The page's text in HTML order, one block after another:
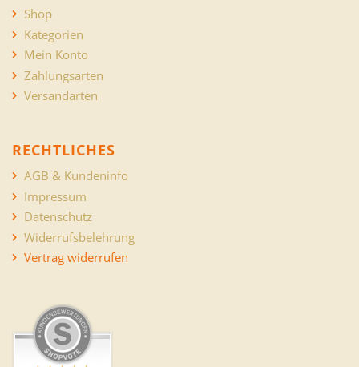
Shop
Kategorien
Mein Konto
Zahlungsarten
Versandarten
RECHTLICHES
AGB & Kundeninfo
Impressum
Datenschutz
Widerrufsbelehrung
Vertrag widerrufen